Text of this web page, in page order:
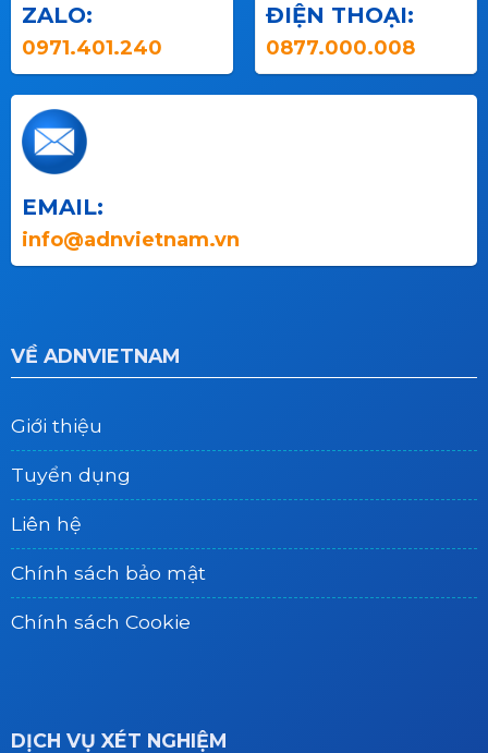
ZALO:
0971.401.240
ĐIỆN THOẠI:
0877.000.008
EMAIL:
info@adnvietnam.vn
VỀ ADNVIETNAM
Giới thiệu
Tuyển dụng
Liên hệ
Chính sách bảo mật
Chính sách Cookie
DỊCH VỤ XÉT NGHIỆM